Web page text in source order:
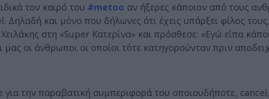
τον καιρό του #metoo αν ήξερες κάποιον από τους
Δηλαδή και μόνο που δήλωνες ότι έχεις υπάρξει φίλος
στη «Super Κατερίνα» και πρόσθεσε: «Εγώ είπα
οι άνθρωποι οι οποίοι τότε κατηγορούνταν πριν
για την παραβατική συμπεριφορά του οποιουδήποτε,